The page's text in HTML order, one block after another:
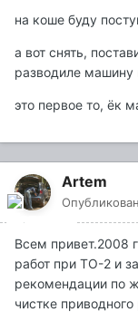
на коше буду
а вот снять,
разводиле машину
это первое то, ёк
Artem
Всем привет.2008
работ при ТО-2 и
рекомендации по
чистке